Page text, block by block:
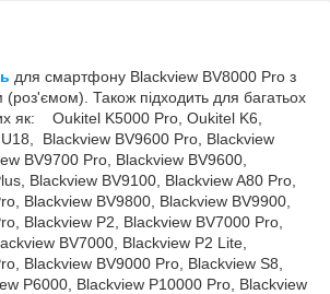
для смартфону Blackview BV8000 Pro з
(роз'ємом). Також підходить для багатьох
як:
Oukitel K5000 Pro, Oukitel K6,
Blackview BV9600 Pro, Blackview
BV9700 Pro, Blackview BV9600,
Blackview BV9100, Blackview A80 Pro,
Blackview BV9800, Blackview BV9900,
Blackview P2, Blackview BV7000 Pro,
BV7000, Blackview P2 Lite,
Blackview BV9000 Pro, Blackview S8,
P6000, Blackview P10000 Pro, Blackview